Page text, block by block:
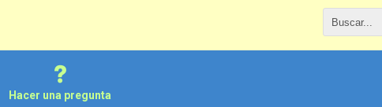
Hacer una pregunta